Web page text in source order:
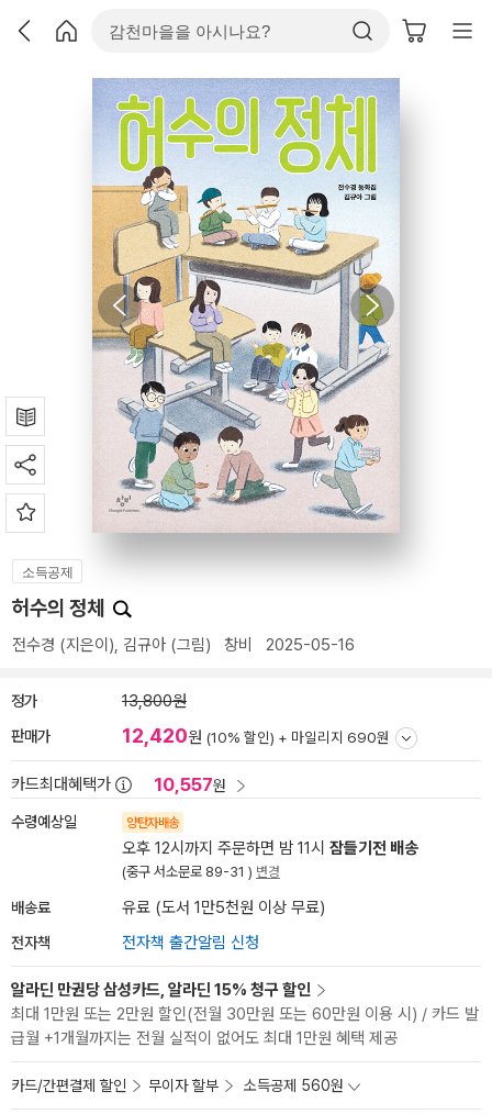
소득공제
허수의 정체
전수경 (지은이), 김규아 (그림) 창비 2025-05-16
정가 13,800원
판매가 12,420원 (10% 할인) + 마일리지 690원
카드최대혜택가 10,557원
수령예상일 양탄자배송
오후 12시까지 주문하면 밤 11시 잠들기전 배송
(중구 서소문로 89-31 ) 변경
배송료 유료 (도서 1만5천원 이상 무료)
전자책 전자책 출간알림 신청
알라딘 만권당 삼성카드, 알라딘 15% 청구 할인
최대 1만원 또는 2만원 할인(전월 30만원 또는 60만원 이용 시) / 카드 발
급월 +1개월까지는 전월 실적이 없어도 최대 1만원 혜택 제공
카드/간편결제 할인 무이자 할부 소득공제 560원